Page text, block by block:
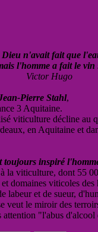
Dieu n'avait fait que
l'homme a fait le vin
Victor Hugo
Pierre Stahl,
3 Aquitaine.
viticulture décline au
en Aquitaine et
toujours inspiré
la viticulture, dont 55
domaines viticoles des
labeur et de sueur,
veut le miroir des
attention "l'abus d'alcool